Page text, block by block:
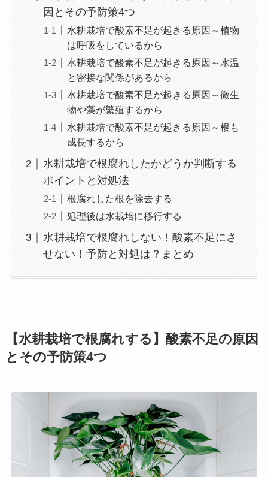
因とその予防策4つ
水耕栽培で酸素不足が起きる原因～植物
は呼吸をしているから
水耕栽培で酸素不足が起きる原因～水温
と密接な関係があるから
水耕栽培で酸素不足が起きる原因～微生
物や藻が繁殖するから
水耕栽培で酸素不足が起きる原因～根も
成長するから
水耕栽培で根腐れしたかどうか判断する
ポイントと対処法
根腐れした根を除去する
処理後は水栽培に移行する
水耕栽培で根腐れしない！酸素不足にさ
せない！予防と対処は？まとめ
【水耕栽培で根腐れする】酸素不足の原因
とその予防策4つ